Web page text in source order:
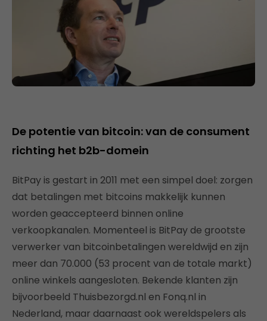
De potentie van bitcoin: van de consument
richting het b2b-domein
BitPay is gestart in 2011 met een simpel doel: zorgen
dat betalingen met bitcoins makkelijk kunnen
worden geaccepteerd binnen online
verkoopkanalen. Momenteel is BitPay de grootste
verwerker van bitcoinbetalingen wereldwijd en zijn
meer dan 70.000 (53 procent van de totale markt)
online winkels aangesloten. Bekende klanten zijn
bijvoorbeeld Thuisbezorgd.nl en Fonq.nl in
Nederland, maar daarnaast ook wereldspelers als